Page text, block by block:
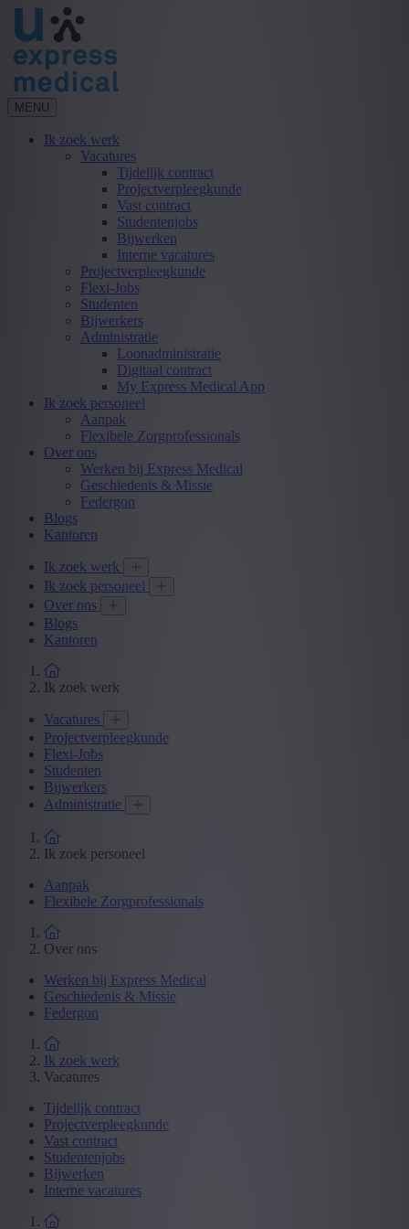
MENU
Ik zoek werk
Vacatures
Tijdelijk contract
Projectverpleegkunde
Vast contract
Studentenjobs
Bijwerken
Interne vacatures
Projectverpleegkunde
Flexi-Jobs
Studenten
Bijwerkers
Administratie
Loonadministratie
Digitaal contract
My Express Medical App
Ik zoek personeel
Aanpak
Flexibele Zorgprofessionals
Over ons
Werken bij Express Medical
Geschiedenis & Missie
Federgon
Blogs
Kantoren
Ik zoek werk
Ik zoek personeel
Over ons
Blogs
Kantoren
Ik zoek werk
Vacatures
Projectverpleegkunde
Flexi-Jobs
Studenten
Bijwerkers
Administratie
Ik zoek personeel
Aanpak
Flexibele Zorgprofessionals
Over ons
Werken bij Express Medical
Geschiedenis & Missie
Federgon
Ik zoek werk
Vacatures
Tijdelijk contract
Projectverpleegkunde
Vast contract
Studentenjobs
Bijwerken
Interne vacatures